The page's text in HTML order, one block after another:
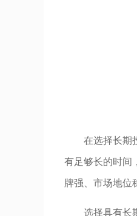
在选择长期
有足够长的时间
牌强、市场地位
选择具有长